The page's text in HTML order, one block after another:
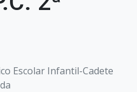
Escolar Infantil-Cadete